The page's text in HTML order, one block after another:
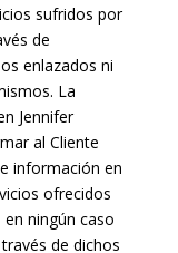
sufridos por
de
enlazados ni
La
Jennifer
al Cliente
información en
ofrecidos
ningún caso
de dichos